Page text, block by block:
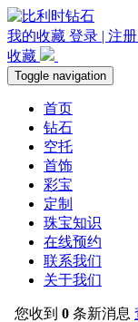
我的收藏 登录 | 注册
收藏
Toggle navigation
首页
钻石
空托
首饰
彩宝
定制
珠宝知识
在线预约
联系我们
关于我们
您收到 0 条新消息